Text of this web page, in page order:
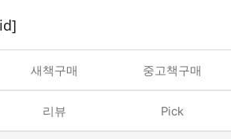
새책구매 중고책구매
리뷰 Pick